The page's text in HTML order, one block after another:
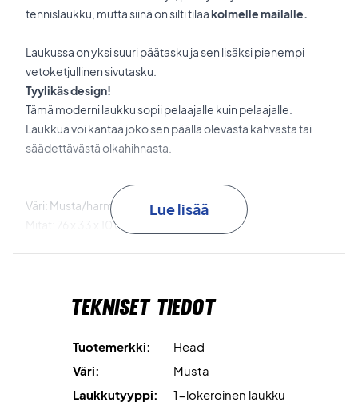
tennislaukku, mutta siinä on silti tilaakolmelle mailalle.
Laukussa on yksi suuri päätasku ja sen lisäksi pienempi
vetoketjullinen sivutasku.
Tyylikäs design!
Tämä moderni laukku sopii pelaajalle kuin pelaajalle.
Laukkua voi kantaa joko sen päällä olevasta kahvasta tai
säädettävästä olkahihnasta.
Väri: Musta/harmaa
Mitat: 76 x 33 x 10 cm
Lue lisää
Tekniset tiedot
Tuotemerkki:
Head
Väri:
Musta
Laukkutyyppi:
1-lokeroinen laukku